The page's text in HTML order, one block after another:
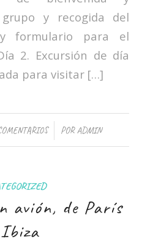
y recogida del
formulario para el
2. Excursión de día
para visitar […]
/ PORADMIN
avión, de París